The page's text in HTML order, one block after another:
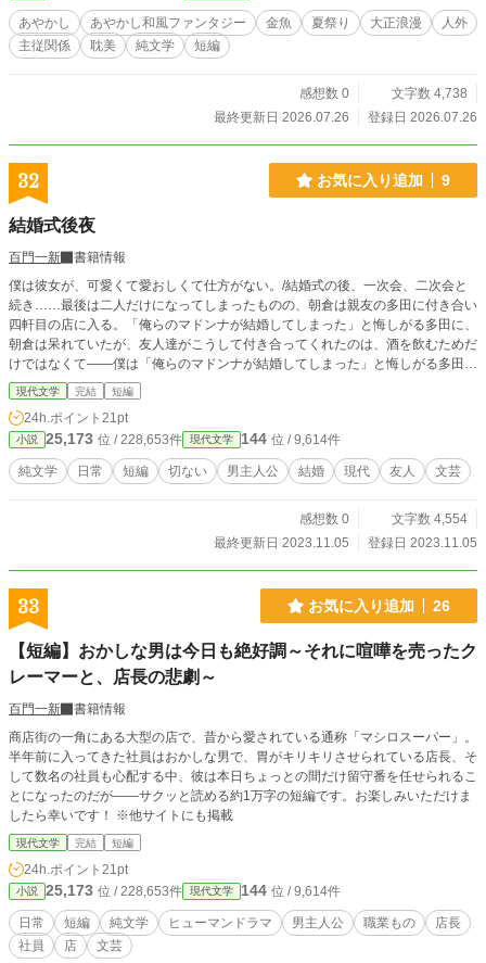
あやかし あやかし和風ファンタジー 金魚 夏祭り 大正浪漫
人外
主従関係
耽美 純文学 短編
感想数 0
文字数 4,738
最終更新日 2026.07.26
登録日 2026.07.26
32 お気に入り追加 9
結婚式後夜
百門一新
書籍情報
僕は彼女が、可愛くて愛おしくて仕方がない。/結婚式の後、一次会、二次会と
続き……最後は二人だけになってしまったものの、朝倉は親友の多田に付き合い
四軒目の店に入る。「俺らのマドンナが結婚してしまった」と悔しがる多田に、
朝倉は呆れていたが、友人達がこうして付き合ってくれたのは、酒を飲むためだ
けではなくて――僕は「俺らのマドンナが結婚してしまった」と悔しがる多田に
小さく苦笑して、「素晴らしい結婚式だった」と思い返して……。 そんな僕
の、結婚式後夜の話だ。 ※「小説家になろう」「カクヨム」等にも掲載してい
ます。
現代文学 完結 短編
24h.ポイント 21pt
小説 25,173 位 / 228,653件 現代文学 144 位 / 9,614件
純文学 日常 短編 切ない 男主人公 結婚 現代 友人 文芸
感想数 0
文字数 4,554
最終更新日 2023.11.05
登録日 2023.11.05
33 お気に入り追加 26
【短編】おかしな男は今日も絶好調～それに喧嘩を売ったク
レーマーと、店長の悲劇～
百門一新
書籍情報
商店街の一角にある大型の店で、昔から愛されている通称「マシロスーパー」。
半年前に入ってきた社員はおかしな男で、胃がキリキリさせられている店長、そ
して数名の社員も心配する中、彼は本日ちょっとの間だけ留守番を任せられるこ
とになったのだが――サクッと読める約1万字の短編です。お楽しみいただけま
したら幸いです！ ※他サイトにも掲載
現代文学 完結 短編
24h.ポイント 21pt
小説 25,173 位 / 228,653件 現代文学 144 位 / 9,614件
日常 短編 純文学 ヒューマンドラマ 男主人公 職業もの
店長
社員
店 文芸